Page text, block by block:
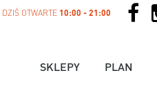
DZIŚ OTWARTE 10:00 - 21:00
SKLEPY PLAN